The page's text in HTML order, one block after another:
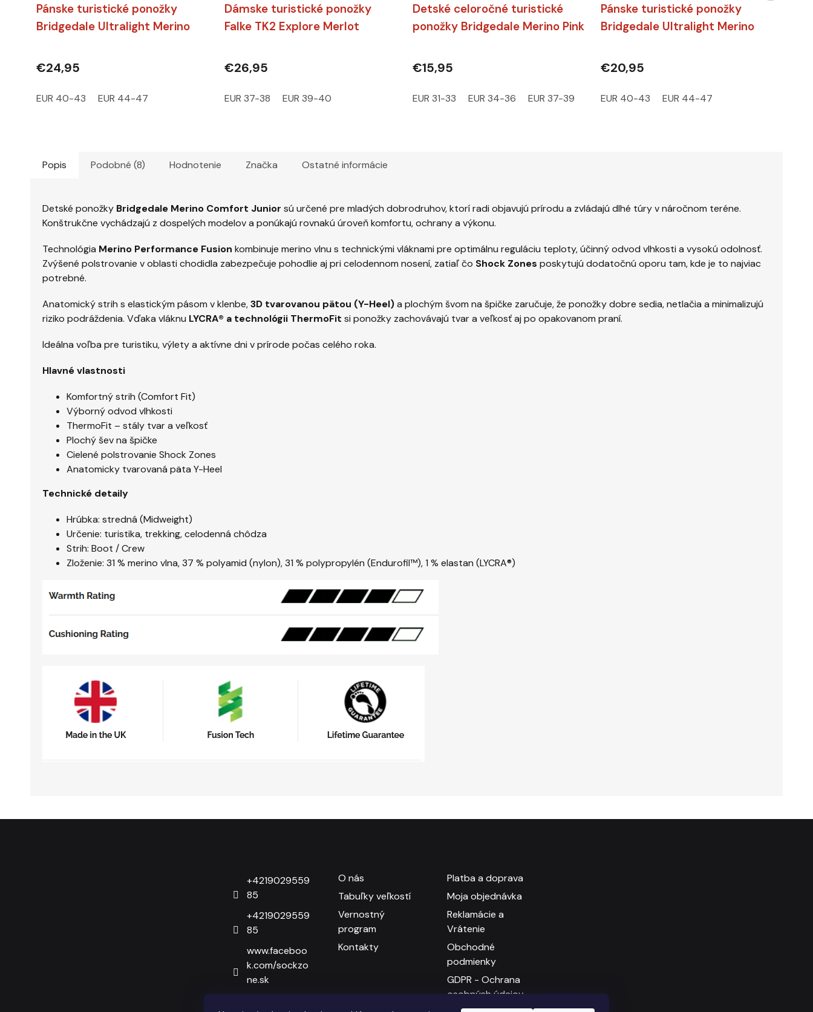
Pánske turistické ponožky
Bridgedale Ultralight Merino
€24,95
EUR 40-43 EUR 44-47
Dámske turistické ponožky
Falke TK2 Explore Merlot
€26,95
EUR 37-38 EUR 39-40
Detské celoročné turistické
ponožky Bridgedale Merino Pink
€15,95
EUR 31-33 EUR 34-36 EUR 37-39
Pánske turistické ponožky
Bridgedale Ultralight Merino
€20,95
EUR 40-43 EUR 44-47
Popis Podobné (8) Hodnotenie Značka Ostatné informácie
Detské ponožky Bridgedale Merino Comfort Junior sú určené pre mladých dobrodruhov, ktorí radi objavujú prírodu a zvládajú dlhé túry v náročnom teréne.
Konštrukčne vychádzajú z dospelých modelov a ponúkajú rovnakú úroveň komfortu, ochrany a výkonu.
Technológia Merino Performance Fusion kombinuje merino vlnu s technickými vláknami pre optimálnu reguláciu teploty, účinný odvod vlhkosti a vysokú odolnosť.
Zvýšené polstrovanie v oblasti chodidla zabezpečuje pohodlie aj pri celodennom nosení, zatiaľ čo Shock Zones poskytujú dodatočnú oporu tam, kde je to najviac
potrebné.
Anatomický strih s elastickým pásom v klenbe,3D tvarovanou pätou (Y-Heel)a plochým švom na špičke zaručuje, že ponožky dobre sedia, netlačia a minimalizujú
riziko podráždenia. Vďaka vláknu LYCRA® a technológii ThermoFit si ponožky zachovávajú tvar a veľkosť aj po opakovanom praní.
Ideálna voľba pre turistiku, výlety a aktívne dni v prírode počas celého roka.
Hlavné vlastnosti
Komfortný strih (Comfort Fit)
Výborný odvod vlhkosti
ThermoFit – stály tvar a veľkosť
Plochý šev na špičke
Cielené polstrovanie Shock Zones
Anatomicky tvarovaná päta Y-Heel
Technické detaily
Hrúbka: stredná (Midweight)
Určenie: turistika, trekking, celodenná chôdza
Strih: Boot / Crew
Zloženie: 31 % merino vlna, 37 % polyamid (nylon), 31 % polypropylén (Endurofil™), 1 % elastan (LYCRA®)
+4219029559
85
+4219029559
85
www.faceboo
k.com/sockzo
ne.sk
O nás
Tabuľky veľkostí
Vernostný
program
Kontakty
Platba a doprava
Moja objednávka
Reklamácie a
Vrátenie
Obchodné
podmienky
GDPR - Ochrana
osobných údajov